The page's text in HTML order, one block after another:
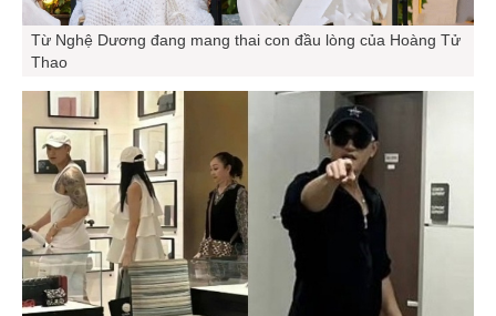
Từ Nghệ Dương đang mang thai con đầu lòng của Hoàng Tử
Thao